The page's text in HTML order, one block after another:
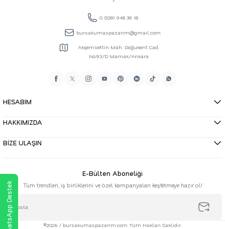
0 (539) 948 39 18
bursakumaspazarim@gmail.com
Akşemsettin Mah. Doğukent Cad.
No:93/D Mamak/Ankara
HESABIM
HAKKIMIZDA
BİZE ULAŞIN
E-Bülten Aboneliği
Tüm trendleri, iş birliklerini ve özel kampanyaları keşfetmeye hazır ol!
©2026 / bursakumaspazarim.com Tüm Hakları Saklıdır.
WhatsApp Destek